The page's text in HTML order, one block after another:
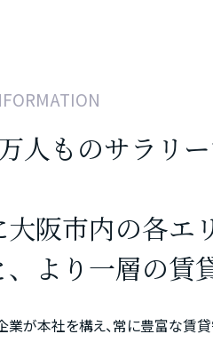
人ものサラリ
大阪市内の各エ
、より一層の賃
業が本社を構え、常に豊富な賃貸